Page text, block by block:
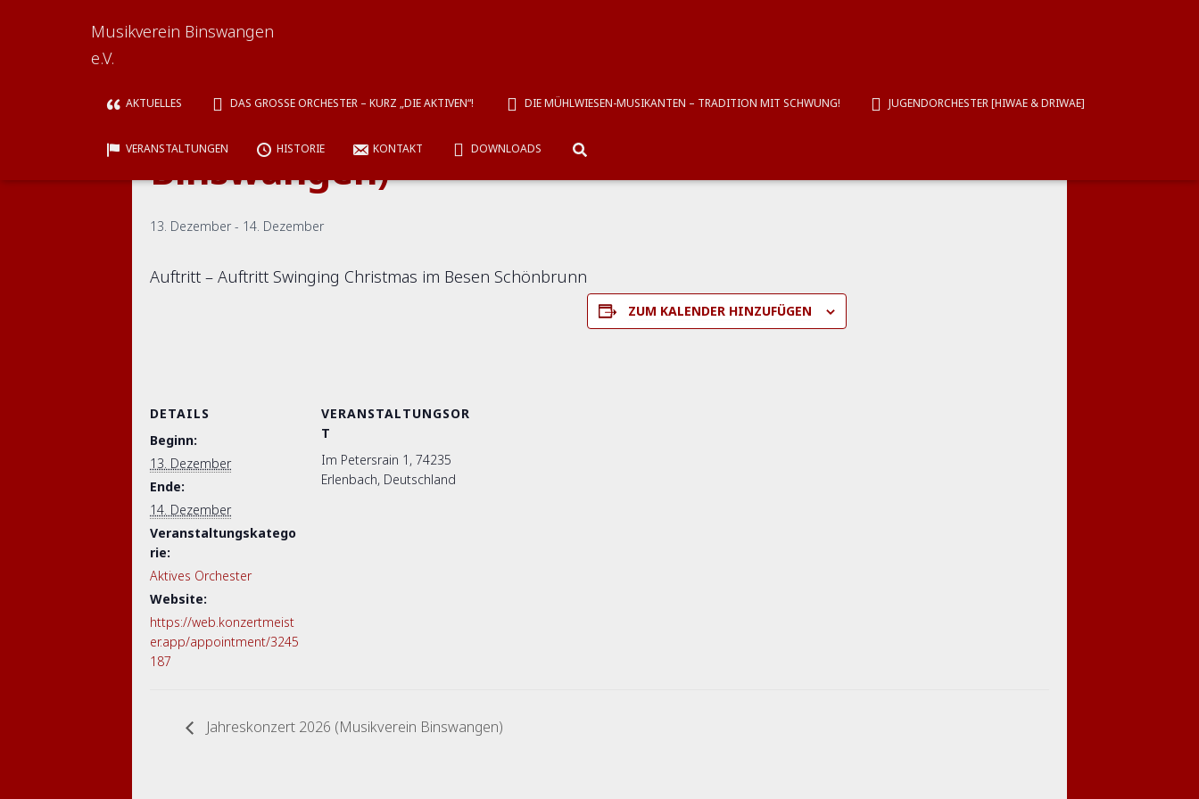
Musikverein Binswangen
e.V.
AKTUELLES DAS GROSSE ORCHESTER – KURZ „DIE AKTIVEN“! DIE MÜHLWIESEN-MUSIKANTEN – TRADITION MIT SCHWUNG! JUGENDORCHESTER [HIWAE & DRIWAE]
VERANSTALTUNGEN HISTORIE KONTAKT DOWNLOADS
« Alle Veranstaltungen
u.V. Swinging Christmas (Musikverein
Binswangen)
13. Dezember - 14. Dezember
Auftritt – Auftritt Swinging Christmas im Besen Schönbrunn
ZUM KALENDER HINZUFÜGEN
DETAILS
Beginn:
13. Dezember
Ende:
14. Dezember
Veranstaltungskatego
rie:
Aktives Orchester
Website:
https://web.konzertmeist
er.app/appointment/3245
187
VERANSTALTUNGSOR
T
Im Petersrain 1, 74235
Erlenbach, Deutschland
Jahreskonzert 2026 (Musikverein Binswangen)